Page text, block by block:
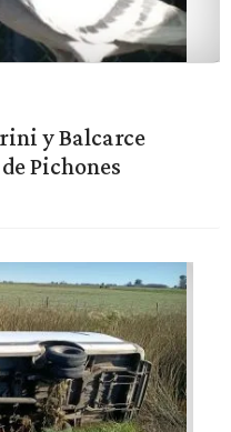
y Balcarce
Pichones